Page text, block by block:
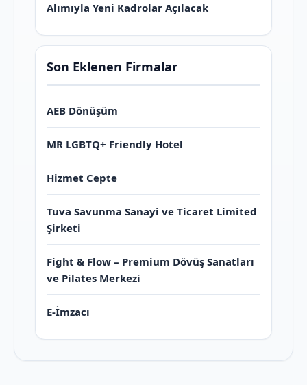
Alımıyla Yeni Kadrolar Açılacak
Son Eklenen Firmalar
AEB Dönüşüm
MR LGBTQ+ Friendly Hotel
Hizmet Cepte
Tuva Savunma Sanayi ve Ticaret Limited
Şirketi
Fight & Flow – Premium Dövüş Sanatları
ve Pilates Merkezi
E-İmzacı